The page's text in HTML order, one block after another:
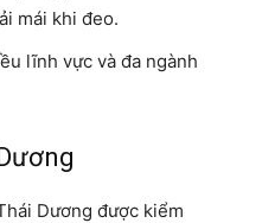
mái khi đeo.
lĩnh vực và đa ngành
Dương được kiểm